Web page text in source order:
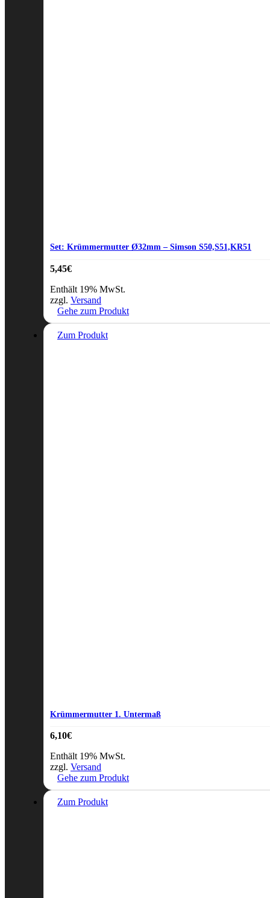
Set: Krümmermutter Ø32mm – Simson S50,S51,KR51
5,45€
Enthält 19% MwSt.
zzgl. Versand
Gehe zum Produkt
Zum Produkt
Krümmermutter 1. Untermaß
6,10€
Enthält 19% MwSt.
zzgl. Versand
Gehe zum Produkt
Zum Produkt